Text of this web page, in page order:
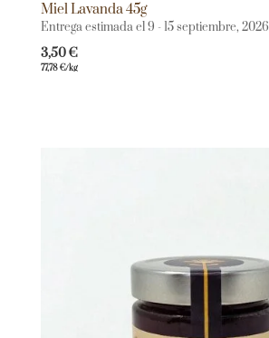
Miel Lavanda 45g
Entrega estimada el 9 - 15 septiembre, 2026
3,50€
77,78€/kg